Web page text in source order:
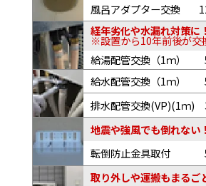
風呂アダプター交換
経年劣化や水漏れ対策に！
※設置から10年前後が交
給湯配管交換（1ｍ）
給水配管交換（1ｍ）
排水配管交換(VP)(1ｍ)
地震や強風でも倒れない！
転倒防止金具取付
取り外しや運搬もまるご